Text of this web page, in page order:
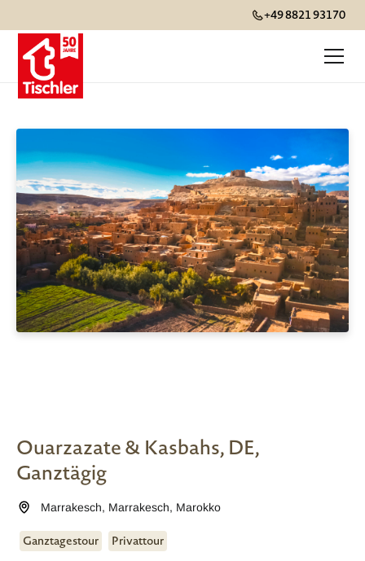
+49 8821 93170
Ouarzazate & Kasbahs, DE,
Ganztägig
Marrakesch, Marrakesch, Marokko
Ganztagestour Privattour